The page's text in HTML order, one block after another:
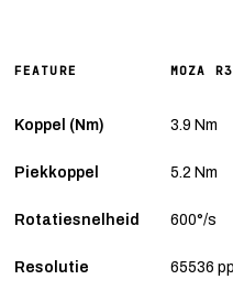
FEATURE MOZA
Koppel (Nm) 3.9 Nm
Piekkoppel 5.2 Nm
Rotatiesnelheid 600°/s
Resolutie 65536